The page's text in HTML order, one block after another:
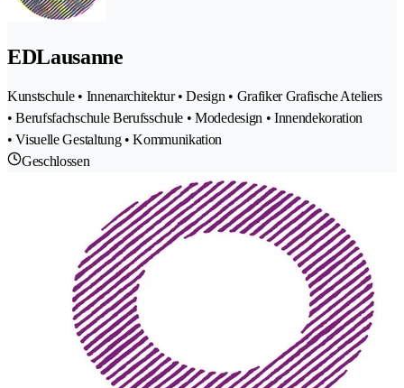
EDLausanne
Kunstschule • Innenarchitektur • Design • Grafiker Grafische Ateliers
• Berufsfachschule Berufsschule • Modedesign • Innendekoration
• Visuelle Gestaltung • Kommunikation
Geschlossen